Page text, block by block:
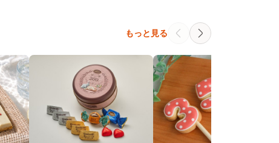
もっと見る